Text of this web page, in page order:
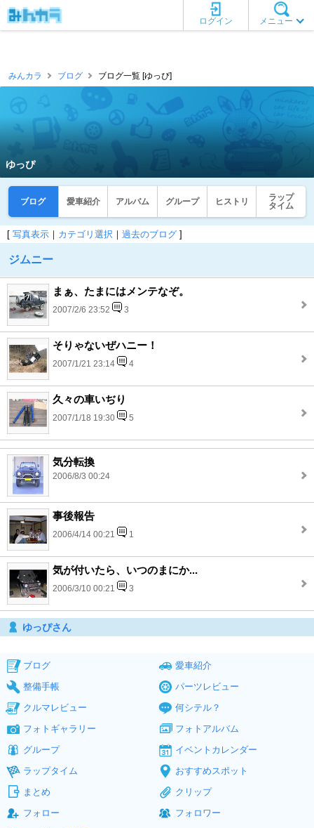
メニュー
ログイン
みんカラ ブログ ブログ一覧 [ゆっぴ]
ゆっぴ
ブログ 愛車紹介 アルバム グループ ヒストリ
ラップ
タイム
[ 写真表示 ｜ カテゴリ選択 ｜ 過去のブログ ]
ジムニー
まぁ、たまにはメンテなぞ。
2007/2/6 23:52 3
そりゃないぜハニー！
2007/1/21 23:14 4
久々の車いぢり
2007/1/18 19:30 5
気分転換
2006/8/3 00:24
事後報告
2006/4/14 00:21 1
気が付いたら、いつのまにか...
2006/3/10 00:21 3
ゆっぴさん
ブログ
愛車紹介
整備手帳
パーツレビュー
クルマレビュー
何シテル？
フォトギャラリー
フォトアルバム
グループ
イベントカレンダー
ラップタイム
おすすめスポット
まとめ
クリップ
フォロー
フォロワー